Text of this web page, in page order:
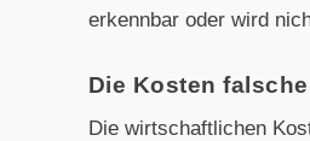
erkennbar oder wird
Die Kosten
Die wirtschaftlichen